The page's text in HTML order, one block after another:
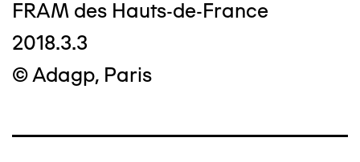
FRAM des Hauts-de-France
2018.3.3
© Adagp, Paris